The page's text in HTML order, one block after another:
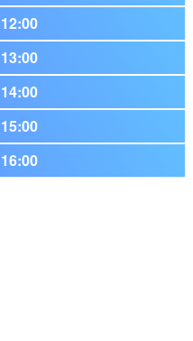
12:00
13:00
14:00
15:00
16:00